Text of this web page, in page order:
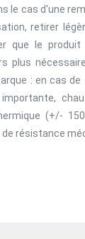
le cas d'une
retirer
que le produit
plus
: en cas de
(+/-
résistance